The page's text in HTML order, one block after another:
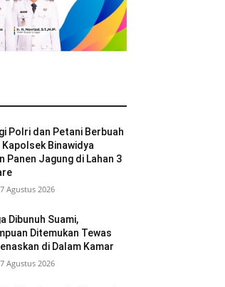
Polri dan Petani Berbuah
Kapolsek Binawidya
Panen Jagung di Lahan 3
Agustus 2026
Dibunuh Suami,
Ditemukan Tewas
di Dalam Kamar
Agustus 2026